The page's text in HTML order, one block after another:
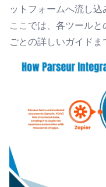
ットフォームへ流し込
ここでは、各ツール
ごとの詳しいガイドま